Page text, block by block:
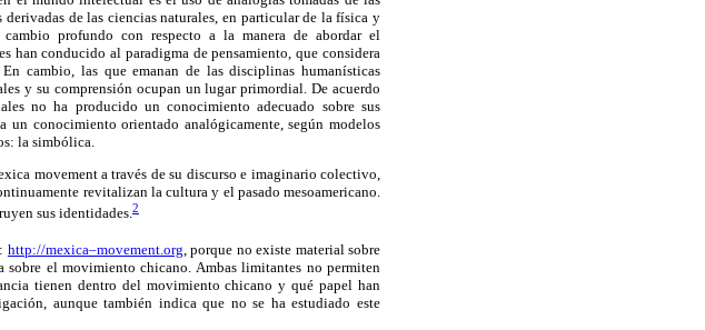
de las ciencias naturales, en particular de la física y
profundo con respecto a la manera de abordar el
han conducido al paradigma de pensamiento, que considera
cambio, las que emanan de las disciplinas humanísticas
y su comprensión ocupan un lugar primordial. De acuerdo
no ha producido un conocimiento adecuado sobre sus
un conocimiento orientado analógicamente, según modelos
la simbólica.
movement a través de su discurso e imaginario colectivo,
revitalizan la cultura y el pasado mesoamericano.
sus identidades.2
http://mexica–movement.org , porque no existe material sobre
el movimiento chicano. Ambas limitantes no permiten
tienen dentro del movimiento chicano y qué papel han
aunque también indica que no se ha estudiado este